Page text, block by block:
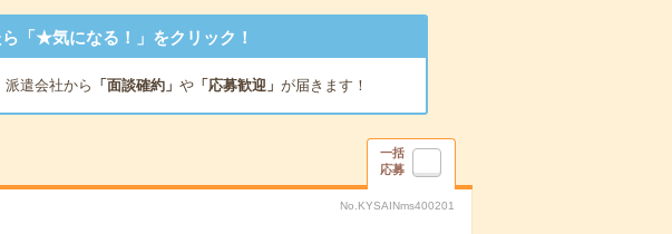
「★気になる！」をクリック！
派遣会社から 「面談確約」 や「応募歓迎」 が届きます！
一括
応募
No.KYSAINms400201